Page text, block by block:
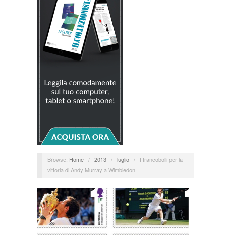
Browse: Home / 2013 / luglio /
I francobolli per la
vittoria di Andy Murray a Wimbledon